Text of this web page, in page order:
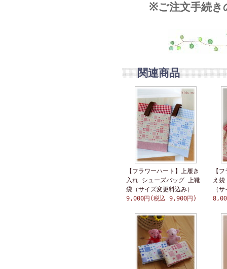
※ご注文手続き
関連商品
【フラワーハート】上履き
入れ シューズバッグ 上靴
袋（サイズ変更料込み）
9,000円(税込 9,900円)
【
え
（